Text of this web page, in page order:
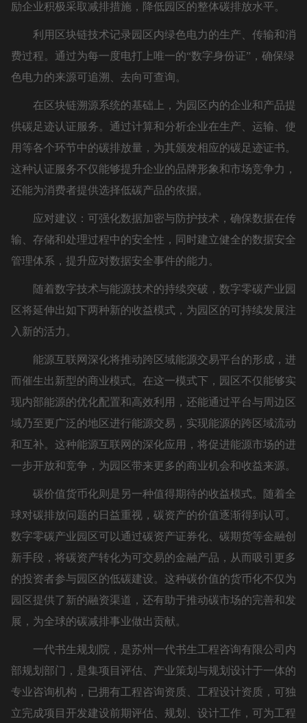
励企业积极采取减排措施，降低园区的整体碳排放水平。
利用区块链技术记录园区内绿色电力的生产、传输和消
费过程。通过为每一度电打上唯一的“数字身份证”，确保绿
色电力的来源可追溯、去向可查询。
在区块链溯源系统的基础上，为园区内的企业和产品提
供碳足迹认证服务。通过计算和分析企业在生产、运输、使
用等各个环节中的碳排放量，为其颁发相应的碳足迹证书。
这种认证服务不仅能够提升企业的品牌形象和市场竞争力，
还能为消费者提供选择低碳产品的依据。
应对建议：可强化数据加密与防护技术，确保数据在传
输、存储和处理过程中的安全性，同时建立健全的数据安全
管理体系，提升应对数据安全事件的能力。
随着数字技术与能源技术的持续突破，数字零碳产业园
区将延伸出如下两种新的收益模式，为园区的可持续发展注
入新的活力。
能源互联网深化将推动跨区域能源交易平台的形成，进
而催生出新型的商业模式。在这一模式下，园区不仅能够实
现内部能源的优化配置和高效利用，还能通过平台与周边区
域乃至更广泛的地区进行能源交易，实现能源的跨区域流动
和互补。这种能源互联网的深化应用，将促进能源市场的进
一步开放和竞争，为园区带来更多的商业机会和收益来源。
碳价值货币化则是另一种值得期待的收益模式。随着全
球对碳排放问题的日益重视，碳资产的价值逐渐得到认可。
数字零碳产业园区可以通过碳资产证券化、碳期货等金融创
新手段，将碳资产转化为可交易的金融产品，从而吸引更多
的投资者参与园区的低碳建设。这种碳价值的货币化不仅为
园区提供了新的融资渠道，还有助于推动碳市场的完善和发
展，为全球的碳减排事业做出贡献。
一代书生规划院，是苏州一代书生工程咨询有限公司内
部规划部门，是集项目评估、产业策划与规划设计于一体的
专业咨询机构，已拥有工程咨询资质、工程设计资质，可独
立完成项目开发建设前期评估、规划、设计工作，可为工程